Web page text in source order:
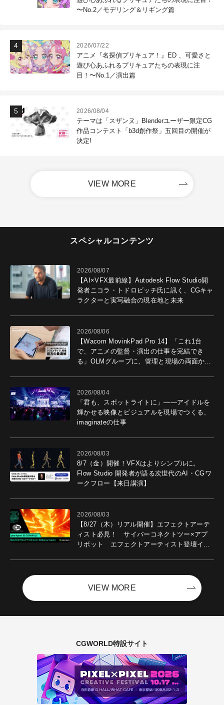
〜No.2／モデリング＆リギング篇
2026/07/22
アニメ『名探偵プリキュア！』ED 、可愛さと
遊び心あふれるプリキュアたちの表現に注
目！〜No.1／演出篇
2026/08/04
テーマは「スザンヌ」Blenderユーザー限定CG
作品コンテスト「b3d創作祭」五回目の開催が
決定!
VIEW MORE
スペシャルコンテンツ
2026/08/07
【AI×VFX最前線】Autodesk Flow Studio開
発者ニコラ・トドロビッチ氏に訊く、CGキャ
ラクターと実写融合の現在地と未来
2026/08/06
【Wacom MovinkPad Pro 14】「これ1台
で、アニメの監督・演出の仕事を完結でき
る」OLMグループに、管理と現場の両面から
2026/08/04
「君も、スポットライトに」――アイドルを
輝かせる映像とビジュアルを現場でつくる、
imaginateの仕事
2026/08/03
8/7（金）開催！VFXはよりシンプルに。
Flow Studio 開発者が語る次世代のAI・CGワ
ークフロー【来日講演】
2026/08/03
【8/27（木）リアル開催】エフェクトアーテ
ィスト必見！ サイバーコネクトツー×アプ
リボット エフェクトアーティスト登壇イベ
VIEW MORE
CGWORLD特設サイト